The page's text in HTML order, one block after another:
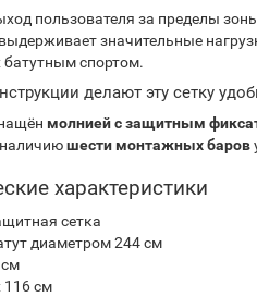
пользователя за пределы
значительные
батутным спортом.
делают эту сетку
молнией с защитным
шести монтажных баров
характеристики
сетка
диаметром 244 см
116 см